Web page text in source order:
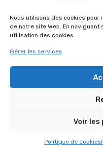
Nous utilisons des cookies
de notre site Web. En
utilisation des cookies.
Gérer les services
Voir
Politique de cookies
CHAUFOBOIS